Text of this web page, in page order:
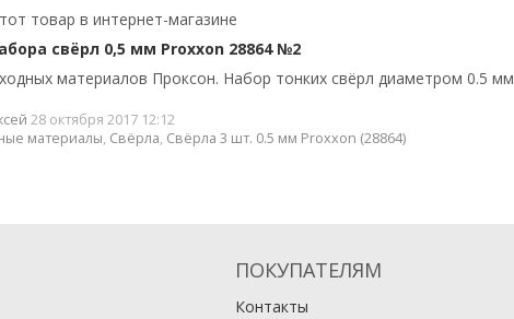
товар в интернет-магазине
свёрл 0,5 мм Proxxon 28864 №2
материалов Проксон. Набор тонких свёрл диаметром 0.5 мм
28 октября 2017 12:12
материалы, Свёрла, Свёрла 3 шт. 0.5 мм Proxxon (28864)
ПОКУПАТЕЛЯМ
Контакты